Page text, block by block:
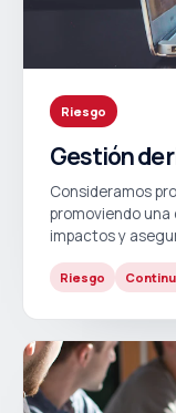
Riesgo
Gestión de
Consideramos
promoviendo
impactos y
Riesgo